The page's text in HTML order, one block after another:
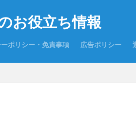
お役立ち情報
ポリシー・免責事項 広告ポリシー